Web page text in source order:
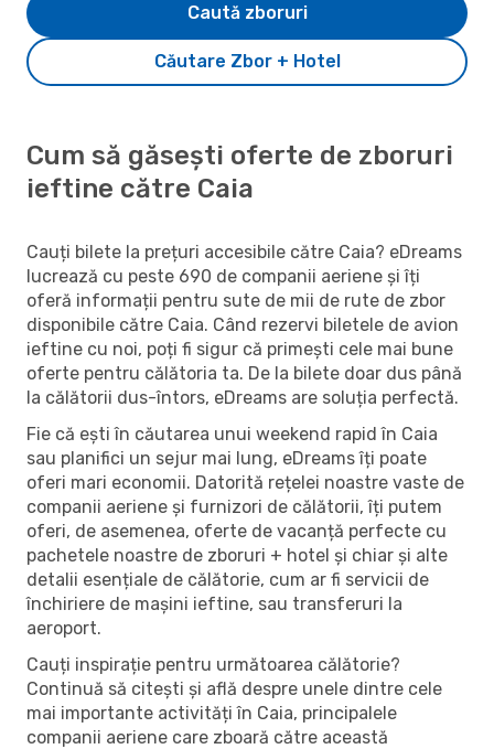
Căutare Zbor + Hotel
Caută zboruri
Cum să găsești oferte de zboruri
ieftine către Caia
Cauți bilete la prețuri accesibile către Caia? eDreams
lucrează cu peste 690 de companii aeriene și îți
oferă informații pentru sute de mii de rute de zbor
disponibile către Caia. Când rezervi biletele de avion
ieftine cu noi, poți fi sigur că primești cele mai bune
oferte pentru călătoria ta. De la bilete doar dus până
la călătorii dus-întors, eDreams are soluția perfectă.
Fie că ești în căutarea unui weekend rapid în Caia
sau planifici un sejur mai lung, eDreams îți poate
oferi mari economii. Datorită rețelei noastre vaste de
companii aeriene și furnizori de călătorii, îți putem
oferi, de asemenea, oferte de vacanță perfecte cu
pachetele noastre de zboruri + hotel și chiar și alte
detalii esențiale de călătorie, cum ar fi servicii de
închiriere de mașini ieftine, sau transferuri la
aeroport.
Cauți inspirație pentru următoarea călătorie?
Continuă să citești și află despre unele dintre cele
mai importante activități în Caia, principalele
companii aeriene care zboară către această